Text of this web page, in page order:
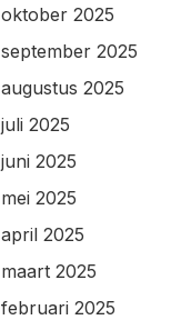
oktober 2025
september 2025
augustus 2025
juli 2025
juni 2025
mei 2025
april 2025
maart 2025
februari 2025